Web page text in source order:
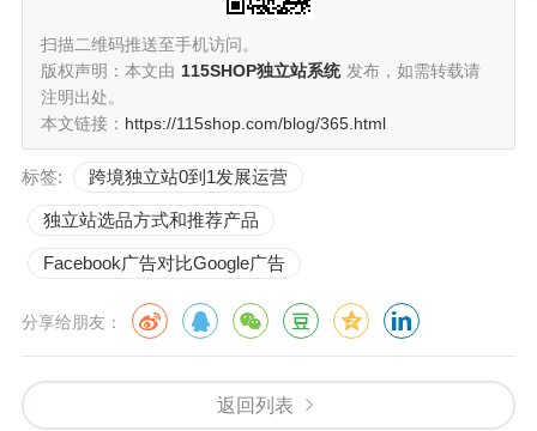
4. 提供有用的内容和产品信息
多语言外贸网站的内容是吸引客户的关键。提供有用的信
息，包括产品描述、价格、交付选项和客户支持信息。确
保产品页面中包括高质量的照片和详细的规格，以便客户
可以清楚地了解你的产品。
为了使多语言外贸网站更容易被目标市场的用户找到，你
需要进行搜索引擎优化（SEO）。使用关键词研究工具来
找到目标市场使用的关键词，然后在网站的标题、描述和
扫描二维码推送至手机访问。
版权声明：本文由 115SHOP独立站系统 发布，如需转载请
注明出处。
本文链接： https://115shop.com/blog/365.html
标签: 跨境独立站0到1发展运营
独立站选品方式和推荐产品
Facebook广告对比Google广告
分享给朋友：
返回列表